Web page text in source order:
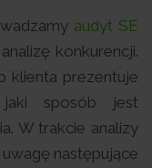
audyt SE
konkurencji.
klienta prezentuje
sposób jest
W trakcie analizy
następujące